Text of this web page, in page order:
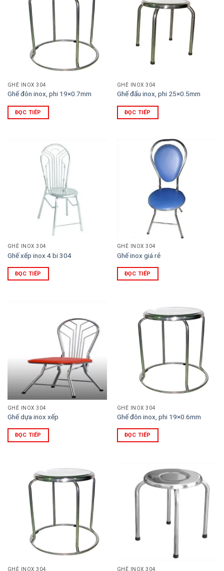
GHẾ INOX 304
Ghế đôn inox, phi 19×0.7mm
ĐỌC TIẾP
GHẾ INOX 304
Ghế đẩu inox, phi 25×0.5mm
ĐỌC TIẾP
GHẾ INOX 304
Ghế xếp inox 4 bi 304
ĐỌC TIẾP
GHẾ INOX 304
Ghế inox giá rẻ
ĐỌC TIẾP
GHẾ INOX 304
Ghế dựa inox xếp
ĐỌC TIẾP
GHẾ INOX 304
Ghế đôn inox, phi 19×0.6mm
ĐỌC TIẾP
GHẾ INOX 304 GHẾ INOX 304